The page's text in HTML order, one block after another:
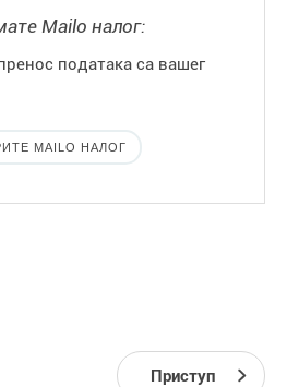
Mailo налог:
података са вашег
MAILO НАЛОГ
Приступ